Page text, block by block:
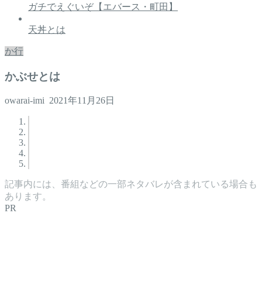
ガチでえぐいぞ【エバース・町田】
天丼とは
か行
かぶせとは
owarai-imi 2021年11月26日
記事内には、番組などの一部ネタバレが含まれている場合も
あります。
PR